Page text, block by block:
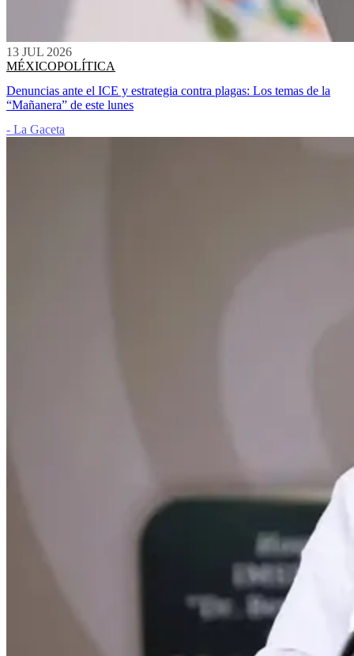
13 JUL 2026
MÉXICOPOLÍTICA
Denuncias ante el ICE y estrategia contra plagas: Los temas de la
“Mañanera” de este lunes
- La Gaceta